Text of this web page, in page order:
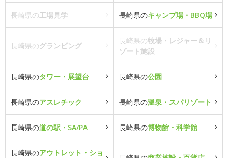
長崎県の工場見学 長崎県のキャンプ場・BBQ場
長崎県のグランピング
長崎県の牧場・レジャー＆リ
ゾート施設
長崎県のタワー・展望台 長崎県の公園
長崎県のアスレチック 長崎県の温泉・スパリゾート
長崎県の道の駅・SA/PA 長崎県の博物館・科学館
長崎県のアウトレット・ショ